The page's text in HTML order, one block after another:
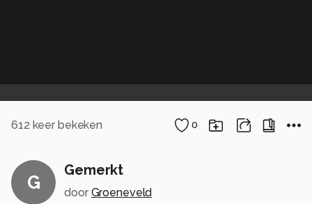
612 keer bekeken 0
G
Gemerkt
door Groeneveld